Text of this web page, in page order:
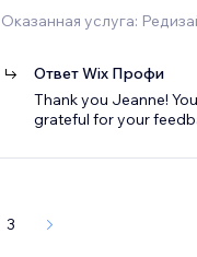
Оказанная услуга:
Ответ Wix Профи
Thank you Jeanne!
grateful for your
3